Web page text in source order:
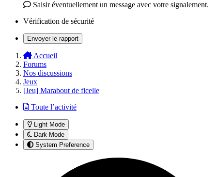
Saisir éventuellement un message avec votre signalement.
Vérification de sécurité
Envoyer le rapport
Accueil
Forums
Nos discussions
Jeux
[Jeu] Marabout de ficelle
Toute l’activité
Light Mode
Dark Mode
System Preference